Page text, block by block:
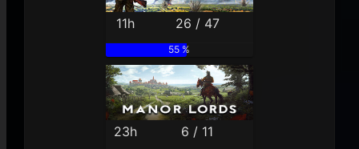
11h 26 / 47
55 %
23h 6 / 11